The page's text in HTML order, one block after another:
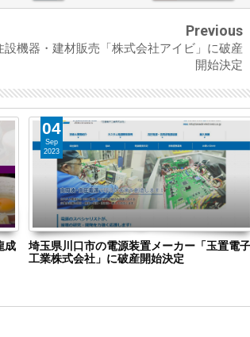
Previous
設機器・建材販売「株式会社アイビ」に破産
開始決定
成
04
Sep
2023
埼玉県川口市の電源装置メーカー「玉置電子
工業株式会社」に破産開始決定